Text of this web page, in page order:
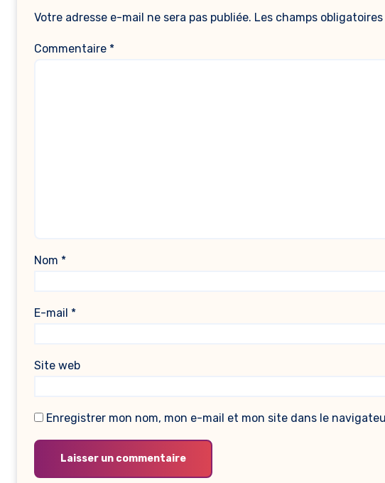
Votre adresse e-mail ne sera pas publiée. Les champs
Commentaire *
Nom *
E-mail *
Site web
Enregistrer mon nom, mon e-mail et mon site dans le